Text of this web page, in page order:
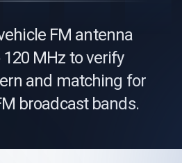
FM antenna
MHz to verify
and matching for
broadcast bands.